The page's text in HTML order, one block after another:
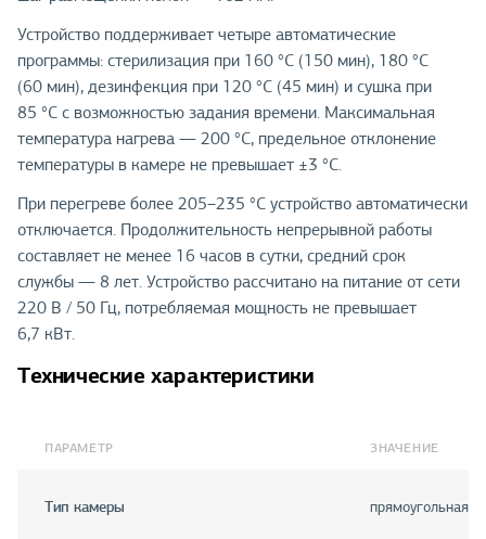
Устройство поддерживает четыре автоматические
программы: стерилизация при 160 °C (150 мин), 180 °C
(60 мин), дезинфекция при 120 °C (45 мин) и сушка при
85 °C с возможностью задания времени. Максимальная
температура нагрева — 200 °C, предельное отклонение
температуры в камере не превышает ±3 °C.
При перегреве более 205–235 °C устройство автоматически
отключается. Продолжительность непрерывной работы
составляет не менее 16 часов в сутки, средний срок
службы — 8 лет. Устройство рассчитано на питание от сети
220 В / 50 Гц, потребляемая мощность не превышает
6,7 кВт.
Технические характеристики
ПАРАМЕТР ЗНАЧЕНИЕ
Тип камеры прямоугольная